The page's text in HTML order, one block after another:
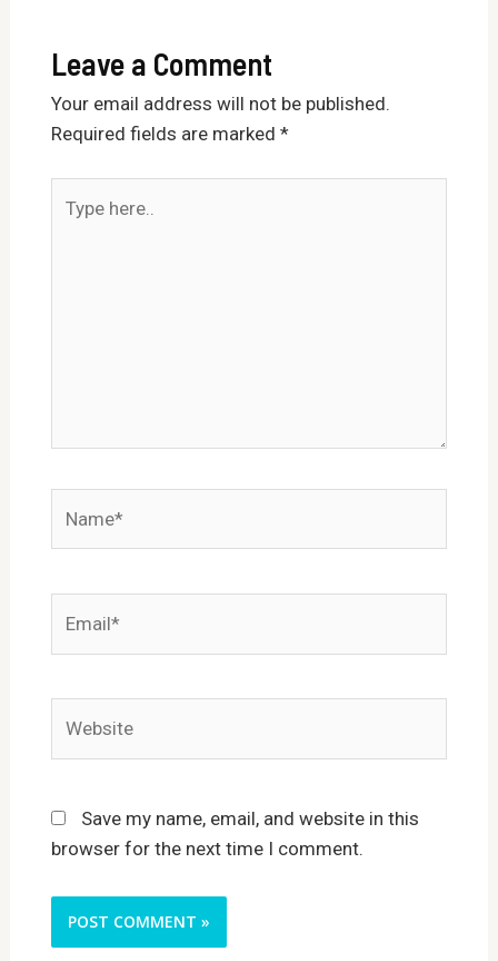
Leave a Comment
Your email address will not be published.
Required fields are marked *
here..
Save my name, email, and website in this
browser for the next time I comment.